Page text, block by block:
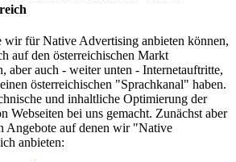
wir für Native Advertising anbieten können,
auf den österreichischen Markt
aber auch - weiter unten - Internetauftritte,
österreichischen "Sprachkanal" haben.
und inhaltliche Optimierung der
Webseiten bei uns gemacht. Zunächst aber
Angebote auf denen wir "Native
anbieten: